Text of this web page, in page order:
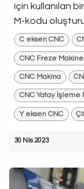
için kullanılan
M-kodu
C eksen CNC
CNC Freze
CNC Makina
CNC Yatay İşleme
Y eksen CNC
30 Nis 2023